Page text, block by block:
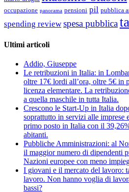
occupazione panorama pensioni pil pubblica
spending review spesa pubblica
Ultimi articoli
Addio, Giuseppe
Le retribuzioni in Italia: in
oltre 17€ lordi all’ora, oltre 5€ in
licenza elementare. La
a quella maschile in tutta Italia.
Crescono le Start-Up in Italia
soprattutto in servizi alle imprese
primo posto in Italia con il
abitanti.
Pubbliche Amministrazioni: al
il maggior numero di dipendenti
Nazioni europee con meno
I giovani e il mercato del lavoro:
lavoro. Non hanno voglia di
bassi?